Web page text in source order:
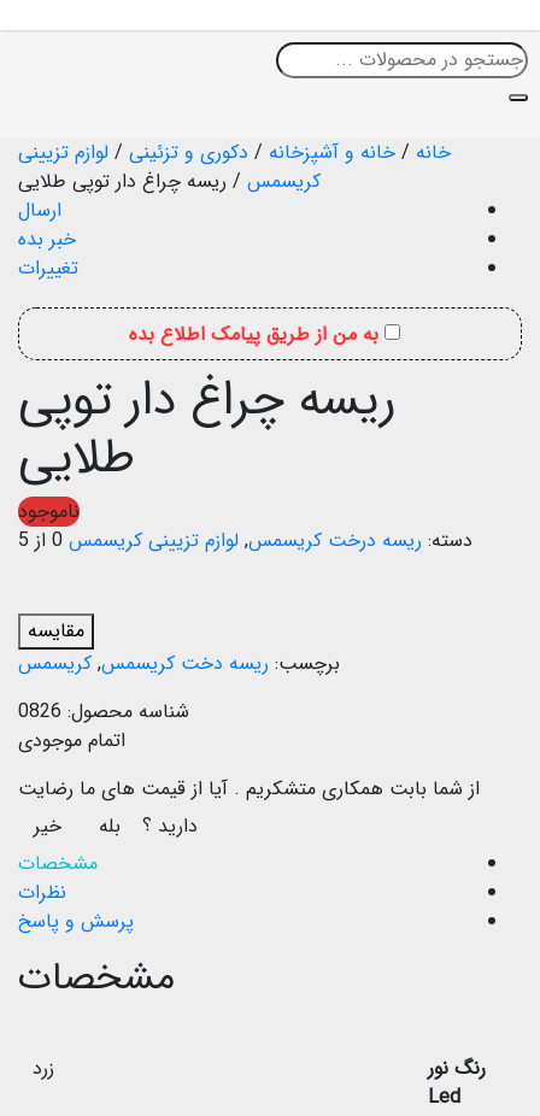
خانه / خانه و آشپزخانه / دکوری و تزئینی / لوازم تزیینی
کریسمس / ریسه چراغ دار توپی طلایی
ارسال
خبر بده
تغییرات
به من از طریق پیامک اطلاع بده
ریسه چراغ دار توپی
طلایی
ناموجود
دسته: ریسه درخت کریسمس, لوازم تزیینی کریسمس 0 از 5
مقایسه
برچسب: ریسه دخت کریسمس, کریسمس
شناسه محصول: 0826
اتمام موجودی
از شما بابت همکاری متشکریم . آیا از قیمت های ما رضایت
دارید ؟
بله
خیر
مشخصات
نظرات
پرسش و پاسخ
مشخصات
رنگ نور
Led
زرد